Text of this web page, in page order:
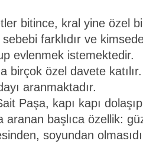
bitince, kral yine özel
farklıdır ve
evlenmek istemektedir.
birçok özel davete
aranmaktadır.
Paşa, kapı kapı
aranan başlıca özellik:
soyundan